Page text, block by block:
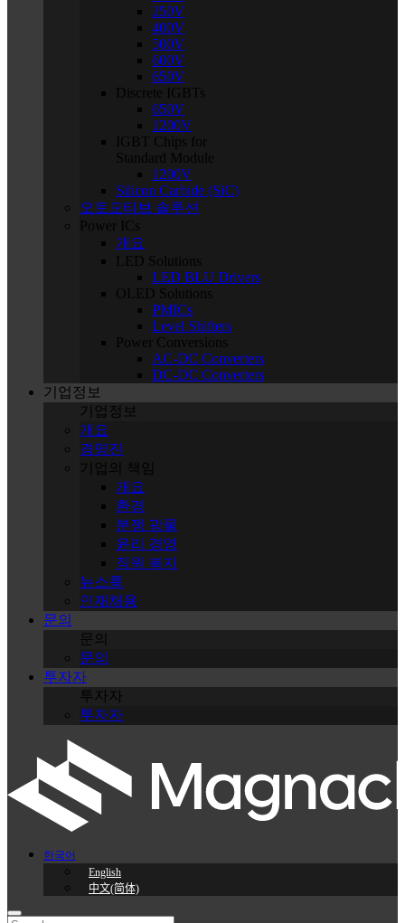
250V
400V
500V
600V
650V
Discrete IGBTs
650V
1200V
IGBT Chips for
Standard Module
1200V
Silicon Carbide (SiC)
오토모티브 솔루션
Power ICs
개요
LED Solutions
LED BLU Drivers
OLED Solutions
PMICs
Level Shifters
Power Conversions
AC-DC Converters
DC-DC Converters
기업정보
기업정보
개요
경영진
기업의 책임
개요
환경
분쟁 광물
윤리 경영
직원 복지
뉴스룸
인재채용
문의
문의
문의
투자자
투자자
투자자
한국어
English
中文(简体)